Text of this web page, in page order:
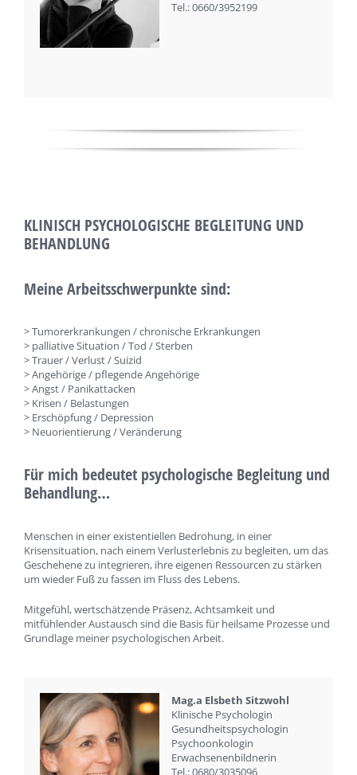
Tel.: 0660/3952199
KLINISCH PSYCHOLOGISCHE BEGLEITUNG UND
BEHANDLUNG
Meine Arbeitsschwerpunkte sind:
> Tumorerkrankungen / chronische Erkrankungen
> palliative Situation / Tod / Sterben
> Trauer / Verlust / Suizid
> Angehörige / pflegende Angehörige
> Angst / Panikattacken
> Krisen / Belastungen
> Erschöpfung / Depression
> Neuorientierung / Veränderung
Für mich bedeutet psychologische Begleitung und
Behandlung…
Menschen in einer existentiellen Bedrohung, in einer
Krisensituation, nach einem Verlusterlebnis zu begleiten, um das
Geschehene zu integrieren, ihre eigenen Ressourcen zu stärken
um wieder Fuß zu fassen im Fluss des Lebens.
Mitgefühl, wertschätzende Präsenz, Achtsamkeit und
mitfühlender Austausch sind die Basis für heilsame Prozesse und
Grundlage meiner psychologischen Arbeit.
Mag.a Elsbeth Sitzwohl
Klinische Psychologin
Gesundheitspsychologin
Psychoonkologin
Erwachsenenbildnerin
Tel.: 0680/3035096